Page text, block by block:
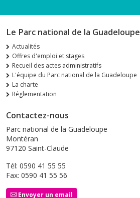
Le Parc national de la Guadeloupe
Actualités
Offres d'emploi et stages
Recueil des actes administratifs
L'équipe du Parc national de la Guadeloupe
La charte
Réglementation
Contactez-nous
Parc national de la Guadeloupe
Montéran
97120 Saint-Claude
Tél: 0590 41 55 55
Fax: 0590 41 55 56
Envoyer un email